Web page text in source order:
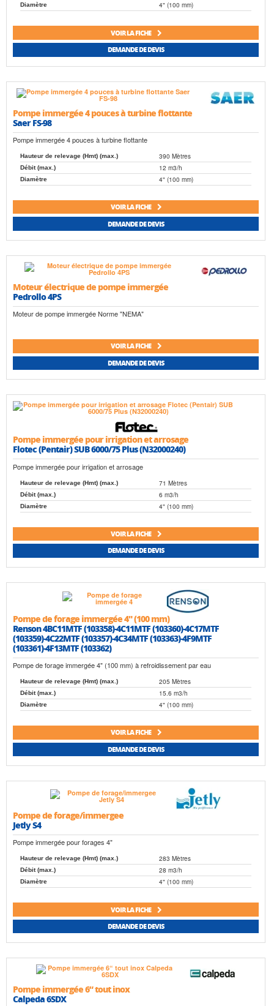
Diamètre 4" (100 mm)
VOIR LA FICHE
DEMANDE DE DEVIS
Pompe immergée 4 pouces à turbine flottante
Saer FS-98
Pompe immergée 4 pouces à turbine flottante
Hauteur de relevage (Hmt) (max.) 390 Mètres
Débit (max.) 12 m3/h
Diamètre 4" (100 mm)
VOIR LA FICHE
DEMANDE DE DEVIS
Moteur électrique de pompe immergée
Pedrollo 4PS
Moteur de pompe immergée Norme "NEMA"
VOIR LA FICHE
DEMANDE DE DEVIS
Pompe immergée pour irrigation et arrosage
Flotec (Pentair) SUB 6000/75 Plus (N32000240)
Pompe immergée pour irrigation et arrosage
Hauteur de relevage (Hmt) (max.) 71 Mètres
Débit (max.) 6 m3/h
Diamètre 4" (100 mm)
VOIR LA FICHE
DEMANDE DE DEVIS
Pompe de forage immergée 4" (100 mm)
Renson 4BC11MTF (103358)-4C11MTF (103360)-4C17MTF
(103359)-4C22MTF (103357)-4C34MTF (103363)-4F9MTF
(103361)-4F13MTF (103362)
Pompe de forage immergée 4" (100 mm) à refroidissement par eau
Hauteur de relevage (Hmt) (max.) 205 Mètres
Débit (max.) 15.6 m3/h
Diamètre 4" (100 mm)
VOIR LA FICHE
DEMANDE DE DEVIS
Pompe de forage/immergee
Jetly S4
Pompe immergée pour forages 4"
Hauteur de relevage (Hmt) (max.) 283 Mètres
Débit (max.) 28 m3/h
Diamètre 4" (100 mm)
VOIR LA FICHE
DEMANDE DE DEVIS
Pompe immergée 6“ tout inox
Calpeda 6SDX